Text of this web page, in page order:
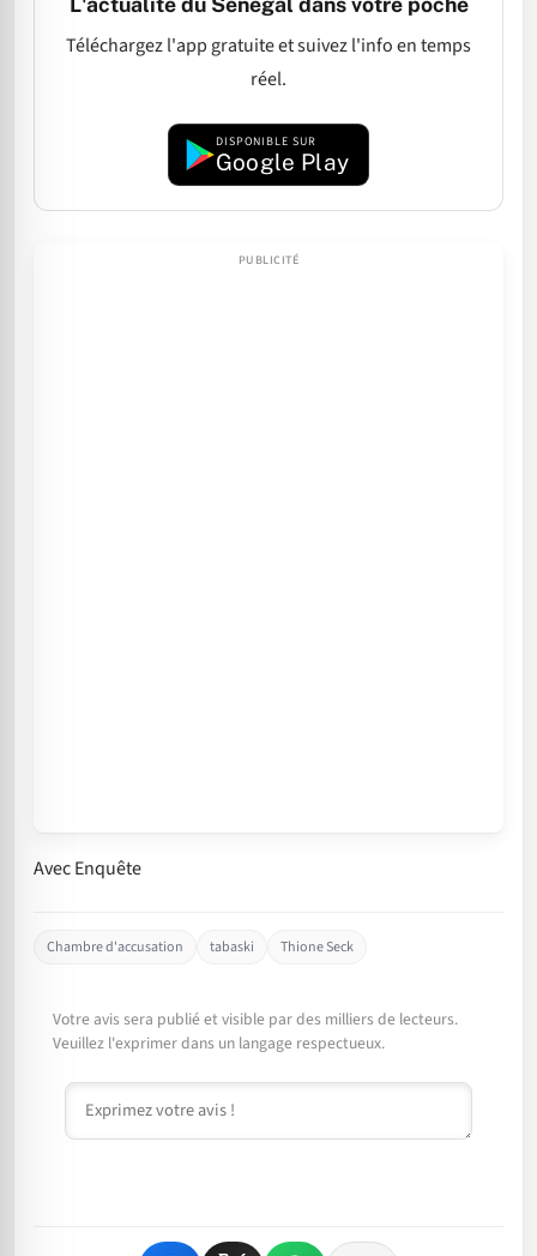
Téléchargez l'app gratuite et suivez l'info en temps
réel.
DISPONIBLE SUR
Google Play
Avec Enquête
Chambre d'accusation tabaski Thione Seck
Votre avis sera publié et visible par des milliers de lecteurs.
Veuillez l'exprimer dans un langage respectueux.
Commentaire